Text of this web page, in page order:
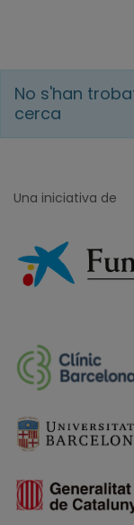
No s'han
cerca
Una iniciativa de